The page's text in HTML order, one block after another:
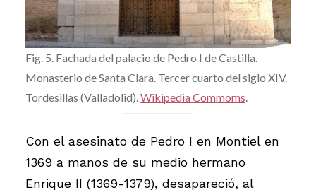
Fig. 5. Fachada del palacio de Pedro I de Castilla.
Monasterio de Santa Clara. Tercer cuarto del siglo XIV.
Tordesillas (Valladolid). Wikipedia Commoms
Con el asesinato de Pedro I en Montiel en
1369 a manos de su medio hermano
Enrique II (1369-1379), desapareció, al